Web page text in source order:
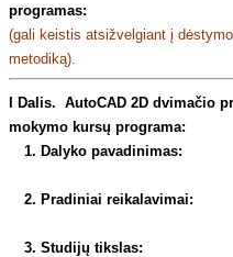
programas:
(gali keistis atsižvelgiant į
metodiką).
I Dalis. AutoCAD 2D dvimačio
mokymo kursų programa:
1. Dalyko pavadinimas:
2. Pradiniai reikalavimai:
3. Studijų tikslas: